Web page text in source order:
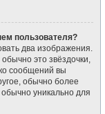
пользователя?
два изображения.
это звёздочки,
сообщений вы
обычно более
уникально для